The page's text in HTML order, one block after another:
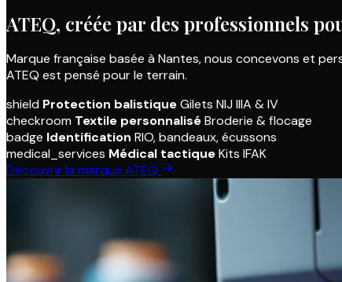
ATEQ, créée par des professionnels
Marque française basée à Nantes, nous concevons et
ATEQ est pensé pour le terrain.
shield Protection balistiqueGilets NIJ IIIA & IV
checkroom Textile personnaliséBroderie & flocage
badge Identification RIO, bandeaux, écussons
medical_services Médical tactiqueKits IFAK
Découvrir la marque ATEQ